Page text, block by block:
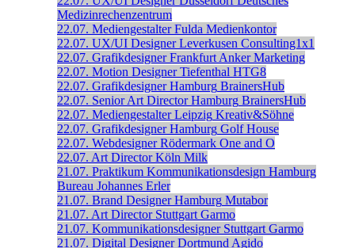
Medizinrechenzentrum
22.07. Mediengestalter Fulda Medienkontor
22.07. UX/UI Designer Leverkusen Consulting1x1
22.07. Grafikdesigner Frankfurt Anker Marketing
22.07. Motion Designer Tiefenthal HTG8
22.07. Grafikdesigner Hamburg BrainersHub
22.07. Senior Art Director Hamburg BrainersHub
22.07. Mediengestalter Leipzig Kreativ&Söhne
22.07. Grafikdesigner Hamburg Golf House
22.07. Webdesigner Rödermark One and O
22.07. Art Director Köln Milk
21.07. Praktikum Kommunikationsdesign Hamburg
Bureau Johannes Erler
21.07. Brand Designer Hamburg Mutabor
21.07. Art Director Stuttgart Garmo
21.07. Kommunikationsdesigner Stuttgart Garmo
21.07. Digital Designer Dortmund Agido